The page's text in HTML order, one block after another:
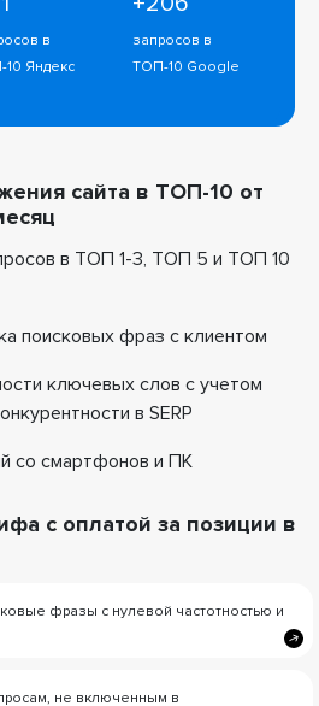
в
Яндекс
запросов в
ТОП-10 Google
сайта в ТОП-10 от
в ТОП 1-3, ТОП 5 и ТОП 10
поисковых фраз с клиентом
ключевых слов с учетом
в SERP
со смартфонов и ПК
с оплатой за позиции в
фразы с нулевой частотностью и
не включенным в